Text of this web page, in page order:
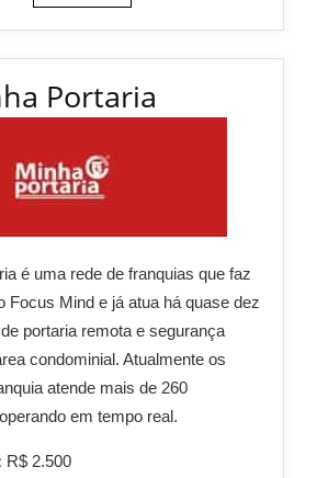
Portaria
é uma rede de franquias que faz
Focus Mind e já atua há quase dez
portaria remota e segurança
condominial. Atualmente os
atende mais de 260
em tempo real.
R$ 2.500